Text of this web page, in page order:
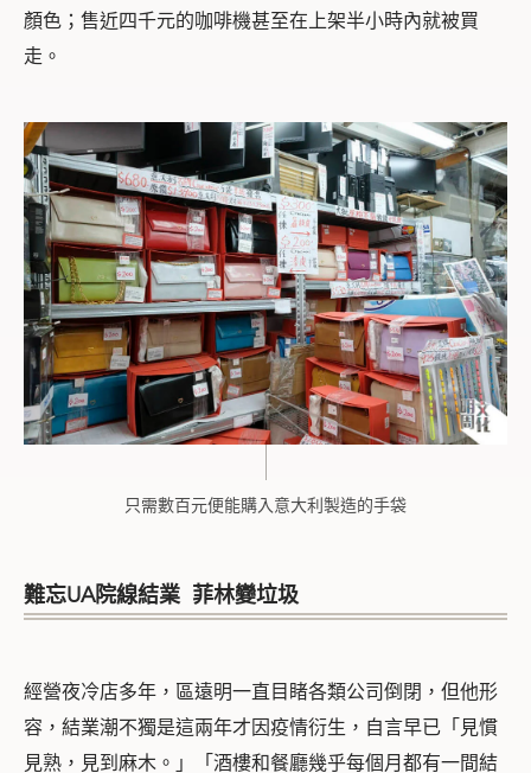
顏色；售近四千元的咖啡機甚至在上架半小時內就被買
走。
只需數百元便能購入意大利製造的手袋
難忘UA院線結業 菲林變垃圾
經營夜冷店多年，區遠明一直目睹各類公司倒閉，但他形
容，結業潮不獨是這兩年才因疫情衍生，自言早已「見慣
見熟，見到麻木。」「酒樓和餐廳幾乎每個月都有一間結